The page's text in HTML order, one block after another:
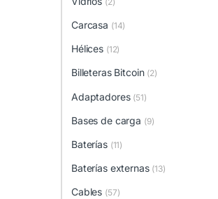
Carcasa (14)
Hélices (12)
Billeteras Bitcoin (2)
Adaptadores (51)
Bases de carga (9)
Baterías (11)
Baterías externas (13)
Cables (57)